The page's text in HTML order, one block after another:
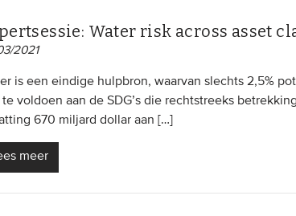
Water risk across asset
2021
is een eindige hulpbron, waarvan slechts 2,5%
voldoen aan de SDG’s die rechtstreeks
670 miljard dollar aan […]
meer